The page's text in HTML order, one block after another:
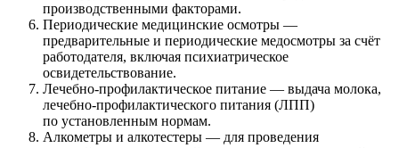
производственными факторами.
Периодические медицинские осмотры —
предварительные и периодические медосмотры за счёт
работодателя, включая психиатрическое
освидетельствование.
Лечебно-профилактическое питание — выдача молока,
лечебно-профилактического питания (ЛПП)
по установленным нормам.
Алкометры и алкотестеры — для проведения